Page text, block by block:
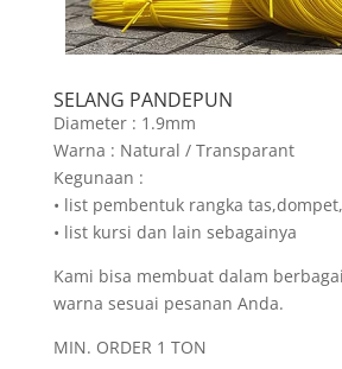
SELANG PANDEPUN
Diameter : 1.9mm
Warna : Natural / Transparant
Kegunaan :
• list pembentuk rangka tas,dompet,
• list kursi dan lain sebagainya
Kami bisa membuat dalam
warna sesuai pesanan Anda.
MIN. ORDER 1 TON